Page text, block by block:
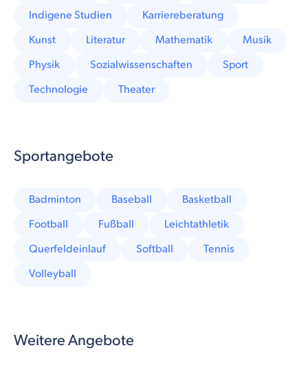
Indigene Studien
Karriereberatung
Kunst
Literatur Mathematik
Musik
Physik
Sozialwissenschaften
Sport
Technologie
Theater
Sportangebote
Badminton Baseball
Basketball
Football
Fußball
Leichtathletik
Querfeldeinlauf
Softball
Tennis
Volleyball
Weitere Angebote